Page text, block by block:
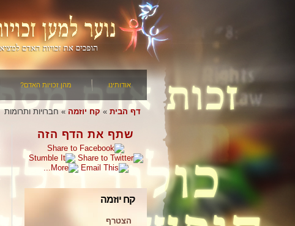
אודותינו מהן זכויות האדם?
דף הבית »קח יוזמה »חברויות ותרומות
שתף את הדף הזה
קח יוזמה
הצטרף